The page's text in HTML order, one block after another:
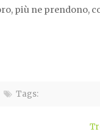
più ne prendono,
Tags: